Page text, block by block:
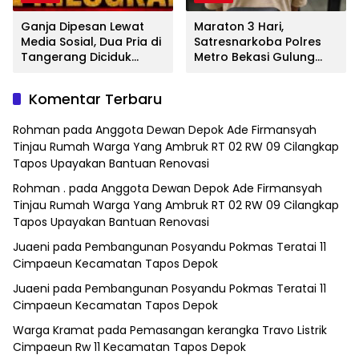
Ganja Dipesan Lewat
Media Sosial, Dua Pria di
Tangerang Diciduk
Maraton 3 Hari,
Satresnarkoba Polres
Metro Bekasi Gulung
Komentar Terbaru
Rohman pada Anggota Dewan Depok Ade Firmansyah
Tinjau Rumah Warga Yang Ambruk RT 02 RW 09 Cilangkap
Tapos Upayakan Bantuan Renovasi
Rohman . pada Anggota Dewan Depok Ade Firmansyah
Tinjau Rumah Warga Yang Ambruk RT 02 RW 09 Cilangkap
Tapos Upayakan Bantuan Renovasi
Juaeni pada Pembangunan Posyandu Pokmas Teratai 11
Cimpaeun Kecamatan Tapos Depok
Juaeni pada Pembangunan Posyandu Pokmas Teratai 11
Cimpaeun Kecamatan Tapos Depok
Warga Kramat pada Pemasangan kerangka Travo Listrik
Cimpaeun Rw 11 Kecamatan Tapos Depok